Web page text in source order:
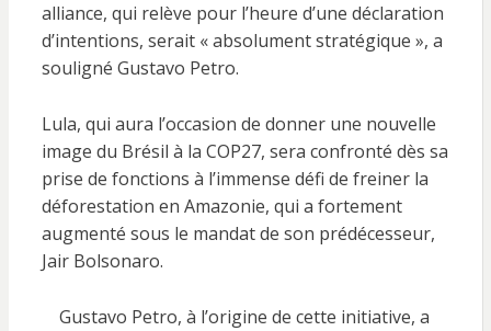
alliance, qui relève pour l’heure d’une déclaration
d’intentions, serait « absolument stratégique », a
souligné Gustavo Petro.
Lula, qui aura l’occasion de donner une nouvelle
image du Brésil à la COP27, sera confronté dès sa
prise de fonctions à l’immense défi de freiner la
déforestation en Amazonie, qui a fortement
augmenté sous le mandat de son prédécesseur,
Jair Bolsonaro.
Gustavo Petro, à l’origine de cette initiative, a